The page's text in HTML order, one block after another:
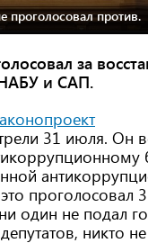
проголосовал против.
за
и САП.
31 июля. Он
проголосовал
один не подал
никто